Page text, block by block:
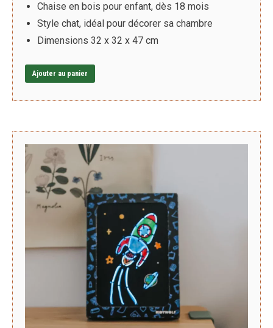
Chaise en bois pour enfant, dès 18 mois
Style chat, idéal pour décorer sa chambre
Dimensions 32 x 32 x 47 cm
Ajouter au panier